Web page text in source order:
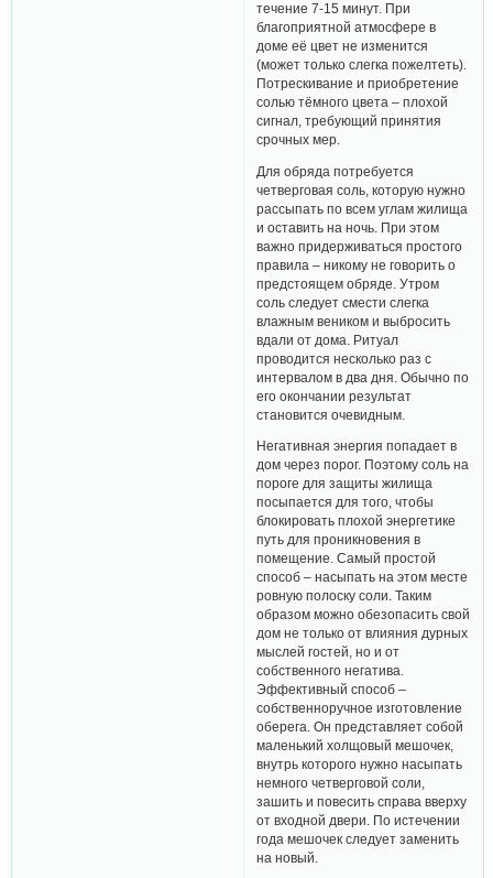
течение 7-15 минут. При
благоприятной атмосфере в
доме её цвет не изменится
(может только слегка пожелтеть).
Потрескивание и приобретение
солью тёмного цвета – плохой
сигнал, требующий принятия
срочных мер.
Для обряда потребуется
четверговая соль, которую нужно
рассыпать по всем углам жилища
и оставить на ночь. При этом
важно придерживаться простого
правила – никому не говорить о
предстоящем обряде. Утром
соль следует смести слегка
влажным веником и выбросить
вдали от дома. Ритуал
проводится несколько раз с
интервалом в два дня. Обычно по
его окончании результат
становится очевидным.
Негативная энергия попадает в
дом через порог. Поэтому соль на
пороге для защиты жилища
посыпается для того, чтобы
блокировать плохой энергетике
путь для проникновения в
помещение. Самый простой
способ – насыпать на этом месте
ровную полоску соли. Таким
образом можно обезопасить свой
дом не только от влияния дурных
мыслей гостей, но и от
собственного негатива.
Эффективный способ –
собственноручное изготовление
оберега. Он представляет собой
маленький холщовый мешочек,
внутрь которого нужно насыпать
немного четверговой соли,
зашить и повесить справа вверху
от входной двери. По истечении
года мешочек следует заменить
на новый.